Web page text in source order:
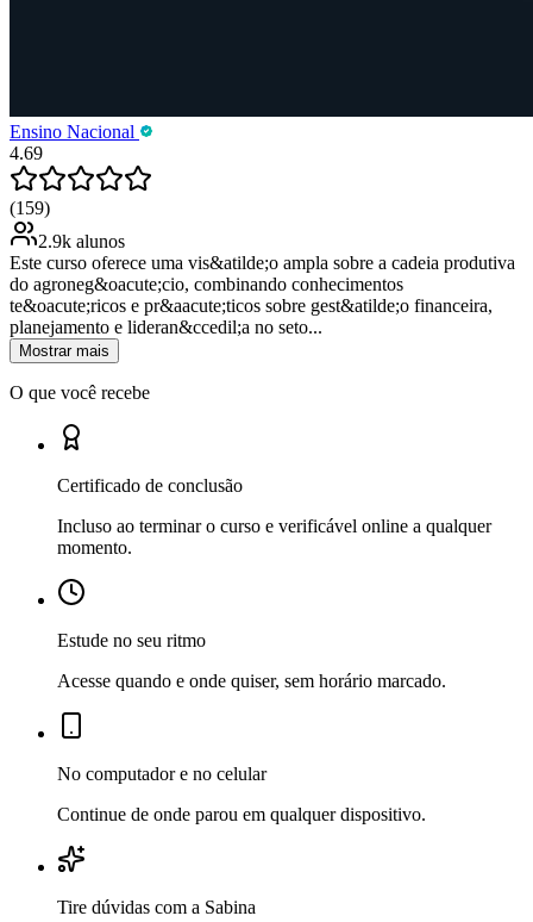
Ensino Nacional
4.69
(159)
2.9k alunos
Este curso oferece uma vis&atilde;o ampla sobre a cadeia produtiva
do agroneg&oacute;cio, combinando conhecimentos
te&oacute;ricos e pr&aacute;ticos sobre gest&atilde;o financeira,
planejamento e lideran&ccedil;a no seto...
Mostrar mais
O que você recebe
Certificado de conclusão
Incluso ao terminar o curso e verificável online a qualquer
momento.
Estude no seu ritmo
Acesse quando e onde quiser, sem horário marcado.
No computador e no celular
Continue de onde parou em qualquer dispositivo.
Tire dúvidas com a Sabina